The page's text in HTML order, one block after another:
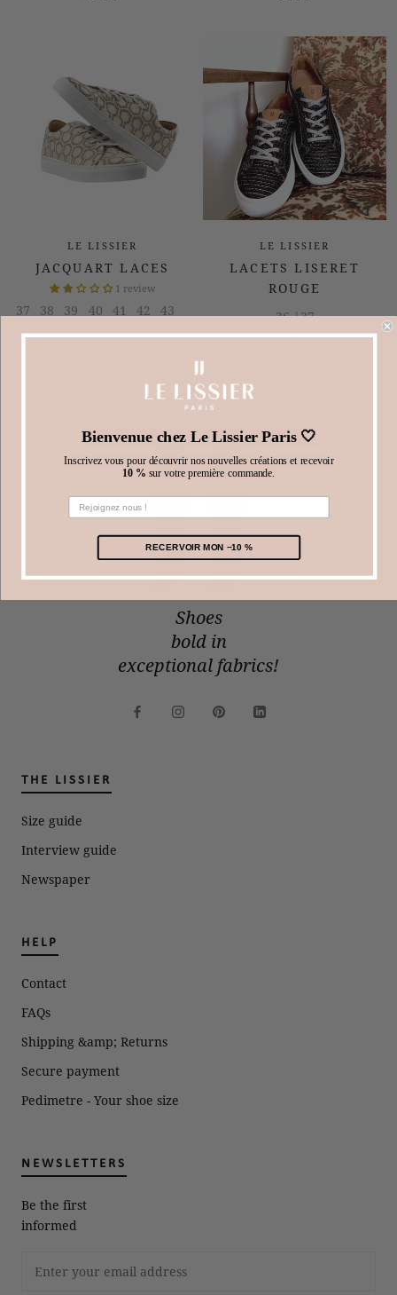
LE LISSIER
JACQUART LACES
1 review
37
|
38
|
39
|
40
|
41
|
42
|
43
|
45
LE LISSIER
LACETS LISERET
ROUGE
36 |37
€149
Shoes
bold in
exceptional fabrics!
THE LISSIER
Size guide
Interview guide
Newspaper
HELP
Contact
FAQs
Shipping &amp; Returns
Secure payment
Pedimetre - Your shoe size
NEWSLETTERS
Be the first
informed
Bienvenue chez Le Lissier Paris 🤍
Inscrivez vous pour découvrir nos nouvelles créations et recevoir
10 % sur votre première commande.
RECERVOIR MON −10 %